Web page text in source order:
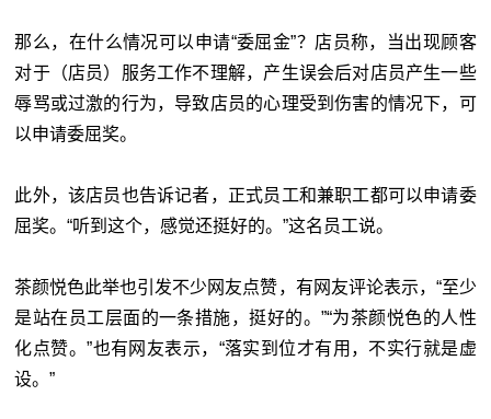
那么，在什么情况可以申请“委屈金”？店员称，当出现顾客
对于（店员）服务工作不理解，产生误会后对店员产生一些
辱骂或过激的行为，导致店员的心理受到伤害的情况下，可
以申请委屈奖。
此外，该店员也告诉记者，正式员工和兼职工都可以申请委
屈奖。“听到这个，感觉还挺好的。”这名员工说。
茶颜悦色此举也引发不少网友点赞，有网友评论表示，“至少
是站在员工层面的一条措施，挺好的。”“为茶颜悦色的人性
化点赞。”也有网友表示，“落实到位才有用，不实行就是虚
设。”